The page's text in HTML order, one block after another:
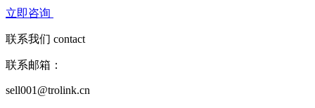
立即咨询
联系我们 contact
联系邮箱：
sell001@trolink.cn